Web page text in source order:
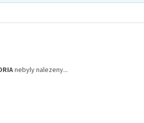
nebyly nalezeny...